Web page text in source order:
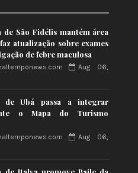
de São Fidélis mantém área
atualização sobre exames
de febre maculosa
Aug 06,
de Ubá passa a integrar
o Mapa do Turismo
Aug 06,